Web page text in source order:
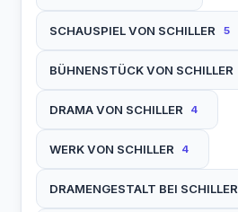
SCHAUSPIEL VON SCHILLER 5
BÜHNENSTÜCK VON SCHILLER
DRAMA VON SCHILLER 4
WERK VON SCHILLER 4
DRAMENGESTALT BEI SCHILLER